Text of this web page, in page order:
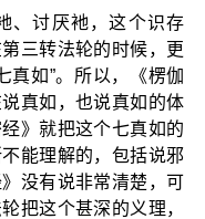
、讨厌衪，这个识存
三转法轮的时候，更
真如”。所以，《楞伽
真如，也说真如的体
》就把这个七真如的
能理解的，包括说邪
没有说非常清楚，可
把这个甚深的义理，